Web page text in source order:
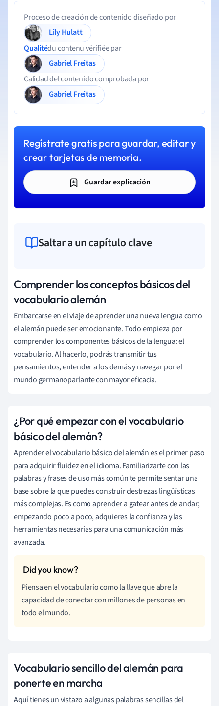
Proceso de creación de contenido diseñado por
Lily Hulatt
Qualitédu contenu vérifiée par
Gabriel Freitas
Calidad del contenido comprobada por
Gabriel Freitas
Regístrate gratis para guardar, editar y
crear tarjetas de memoria.
Guardar explicación
Saltar a un capítulo clave
Comprender los conceptos básicos del
vocabulario alemán
Embarcarse en el viaje de aprender una nueva lengua como
el alemán puede ser emocionante. Todo empieza por
comprender los componentes básicos de la lengua: el
vocabulario. Al hacerlo, podrás transmitir tus
pensamientos, entender a los demás y navegar por el
mundo germanoparlante con mayor eficacia.
¿Por qué empezar con el vocabulario
básico del alemán?
Aprender el vocabulario básico del alemán es el primer paso
para adquirir fluidez en el idioma. Familiarizarte con las
palabras y frases de uso más común te permite sentar una
base sobre la que puedes construir destrezas lingüísticas
más complejas. Es como aprender a gatear antes de andar;
empezando poco a poco, adquieres la confianza y las
herramientas necesarias para una comunicación más
avanzada.
Piensa en el vocabulario como la llave que abre la
capacidad de conectar con millones de personas en
todo el mundo.
Vocabulario sencillo del alemán para
ponerte en marcha
Aquí tienes un vistazo a algunas palabras sencillas del